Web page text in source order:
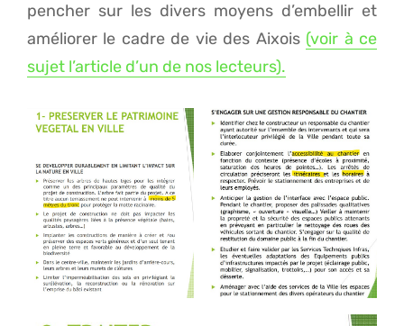
pencher sur les divers moyens d’embellir et
améliorer le cadre de vie des Aixois (voir à ce
sujet l’article d’un de nos lecteurs).